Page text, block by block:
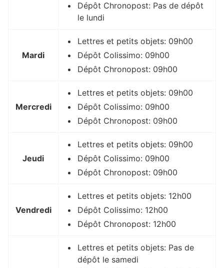
Dépôt Chronopost: Pas de dépôt
le lundi
Mardi
Lettres et petits objets: 09h00
Dépôt Colissimo: 09h00
Dépôt Chronopost: 09h00
Mercredi
Lettres et petits objets: 09h00
Dépôt Colissimo: 09h00
Dépôt Chronopost: 09h00
Jeudi
Lettres et petits objets: 09h00
Dépôt Colissimo: 09h00
Dépôt Chronopost: 09h00
Vendredi
Lettres et petits objets: 12h00
Dépôt Colissimo: 12h00
Dépôt Chronopost: 12h00
Lettres et petits objets: Pas de
dépôt le samedi